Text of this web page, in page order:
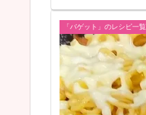
「バゲット」のレシピ一覧